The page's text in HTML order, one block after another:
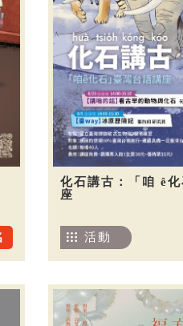
化石講古：「咱 ê
座
活動